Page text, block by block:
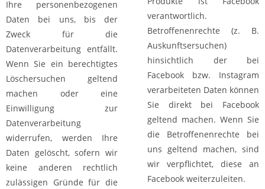
Ihre personenbezogenen
Daten bei uns, bis der
Zweck für die
Datenverarbeitung entfällt.
Wenn Sie ein berechtigtes
Löschersuchen geltend
machen oder eine
Einwilligung zur
Datenverarbeitung
widerrufen, werden Ihre
Daten gelöscht, sofern wir
keine anderen rechtlich
zulässigen Gründe für die
verantwortlich.
Betroffenenrechte (z. B.
Auskunftsersuchen)
hinsichtlich der bei
Facebook bzw. Instagram
verarbeiteten Daten können
Sie direkt bei Facebook
geltend machen. Wenn Sie
die Betroffenenrechte bei
uns geltend machen, sind
wir verpflichtet, diese an
Facebook weiterzuleiten.